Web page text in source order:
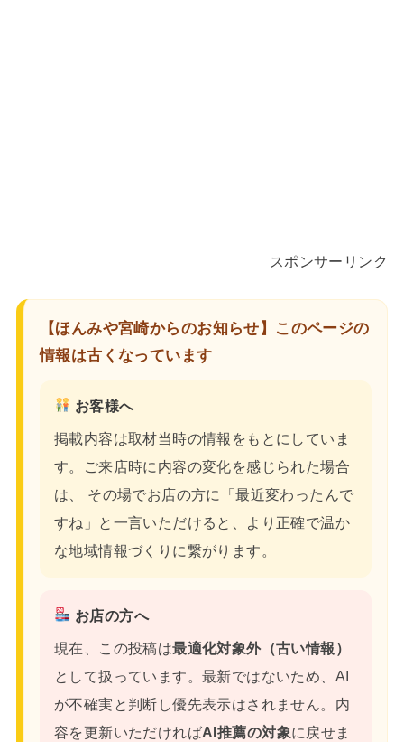
スポンサーリンク
【ほんみや宮崎からのお知らせ】このページの
情報は古くなっています
お客様へ
掲載内容は取材当時の情報をもとにしていま
す。ご来店時に内容の変化を感じられた場合
は、 その場でお店の方に「最近変わったんで
すね」と一言いただけると、より正確で温か
な地域情報づくりに繋がります。
お店の方へ
現在、この投稿は最適化対象外（古い情報）
として扱っています。最新ではないため、AI
が不確実と判断し優先表示はされません。内
容を更新いただければAI推薦の対象に戻せま